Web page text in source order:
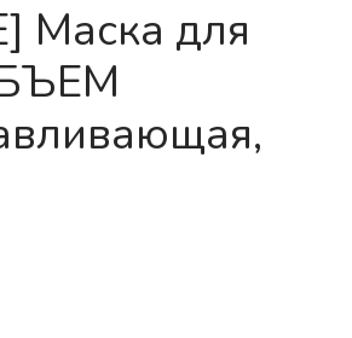
Маска для